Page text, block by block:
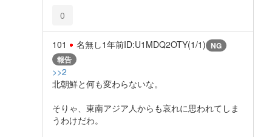
0
101 名無し1年前ID:U1MDQ2OTY(1/1) NG
報告
>>2
北朝鮮と何も変わらないな。
そりゃ、東南アジア人からも哀れに思われてしま
うわけだわ。